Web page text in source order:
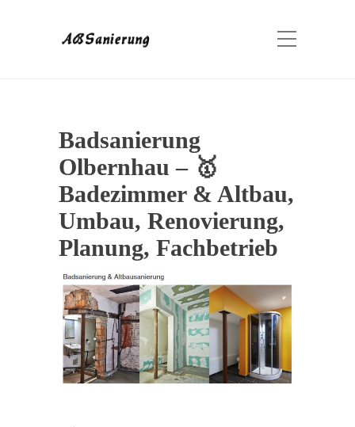
Badsanierung
Olbernhau – 🥇
Badezimmer & Altbau,
Umbau, Renovierung,
Planung, Fachbetrieb